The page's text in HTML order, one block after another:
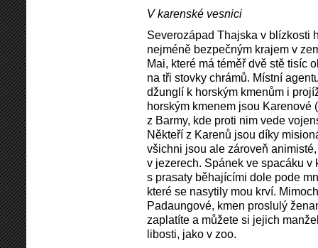
V karenské vesnici
Severozápad Thajska v blízkosti
nejméně bezpečným krajem v
Mai, které má téměř dvě stě tisíc
na tři stovky chrámů. Místní
džunglí k horským kmenům i
horským kmenem jsou Karenové
z Barmy, kde proti nim vede
Někteří z Karenů jsou díky
všichni jsou ale zároveň
v jezerech. Spánek ve spacáku
s prasaty běhajícími dole pode
které se nasytily mou krví.
Padaungové, kmen proslulý
zaplatíte a můžete si jejich
libosti, jako v zoo.